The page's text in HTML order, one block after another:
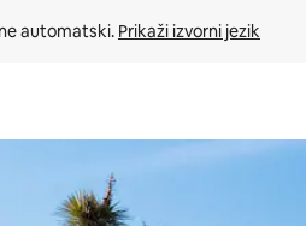
automatski. Prikaži izvorni jezik